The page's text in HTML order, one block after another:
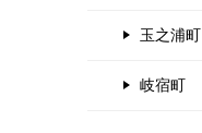
玉之浦町
岐宿町